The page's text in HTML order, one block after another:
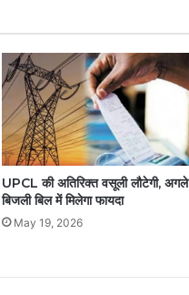
UPCL की अतिरिक्त वसूली लौटेगी, अगले
बिजली बिल में मिलेगा फायदा
May 19, 2026